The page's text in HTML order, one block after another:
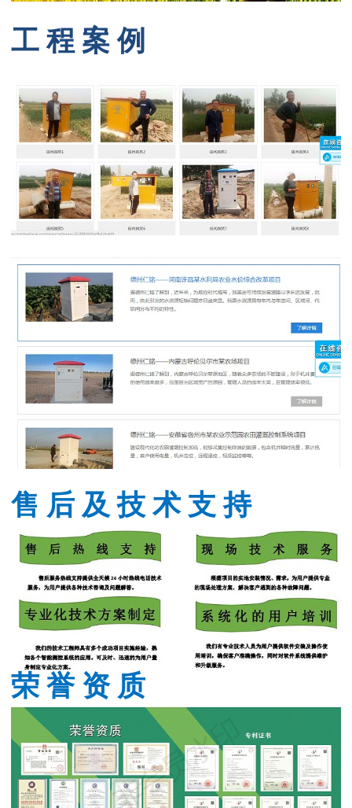
工 程 案 例
售 后 及 技 术 支 持
荣 誉 资 质